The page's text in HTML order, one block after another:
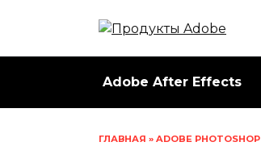
Adobe After Effects
ГЛАВНАЯ » ADOBE PHOTOSHOP